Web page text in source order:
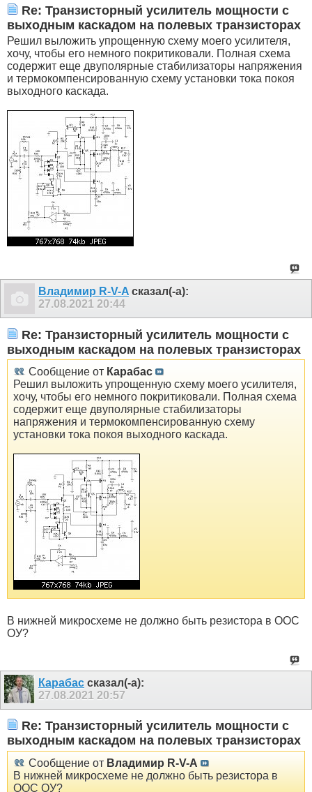
Re: Транзисторный усилитель мощности с
выходным каскадом на полевых транзисторах
Решил выложить упрощенную схему моего усилителя,
хочу, чтобы его немного покритиковали. Полная схема
содержит еще двуполярные стабилизаторы напряжения
и термокомпенсированную схему установки тока покоя
выходного каскада.
Владимир R-V-A сказал(-а):
27.08.2021 20:44
Re: Транзисторный усилитель мощности с
выходным каскадом на полевых транзисторах
Сообщение от Карабас
Решил выложить упрощенную схему моего усилителя,
хочу, чтобы его немного покритиковали. Полная схема
содержит еще двуполярные стабилизаторы
напряжения и термокомпенсированную схему
установки тока покоя выходного каскада.
В нижней микросхеме не должно быть резистора в ООС
ОУ?
Карабас сказал(-а):
27.08.2021 20:57
Re: Транзисторный усилитель мощности с
выходным каскадом на полевых транзисторах
Сообщение от Владимир R-V-A
В нижней микросхеме не должно быть резистора в
ООС ОУ?